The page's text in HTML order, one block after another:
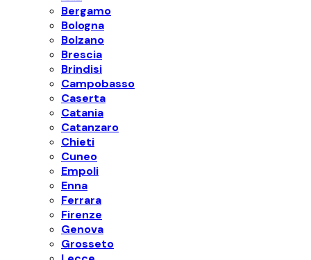
Bergamo
Bologna
Bolzano
Brescia
Brindisi
Campobasso
Caserta
Catania
Catanzaro
Chieti
Cuneo
Empoli
Enna
Ferrara
Firenze
Genova
Grosseto